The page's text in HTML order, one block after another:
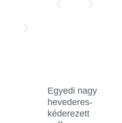
Egyedi nagy
hevederes-
kéderezett